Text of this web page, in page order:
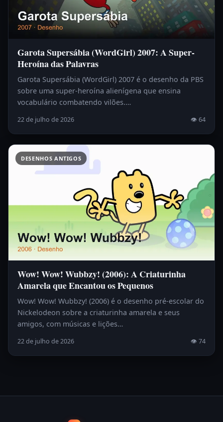
Garota Supersábia (WordGirl) 2007: A Super-
Heroína das Palavras
Garota Supersábia (WordGirl) 2007 é o desenho da PBS
sobre uma super-heroína alienígena que ensina
vocabulário combatendo vilões.…
22 de julho de 2026 👁 64
DESENHOS ANTIGOS
Wow! Wow! Wubbzy! (2006): A Criaturinha
Amarela que Encantou os Pequenos
Wow! Wow! Wubbzy! (2006) é o desenho pré-escolar do
Nickelodeon sobre a criaturinha amarela e seus
amigos, com músicas e lições…
22 de julho de 2026 👁 74